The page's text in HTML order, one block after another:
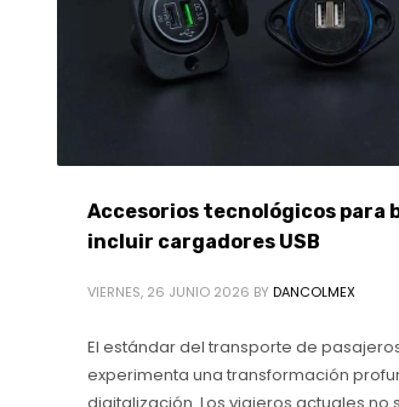
Accesorios tecnológicos para
incluir cargadores USB
VIERNES, 26 JUNIO 2026 BY DANCOLMEX
El estándar del transporte de
experimenta una transformación